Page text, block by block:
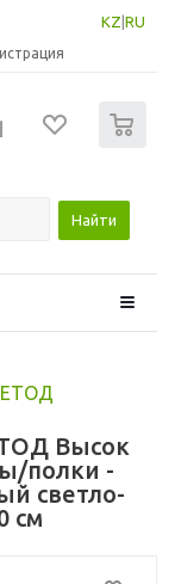
KZ RU
Найти
Высок
полки -
светло-
см